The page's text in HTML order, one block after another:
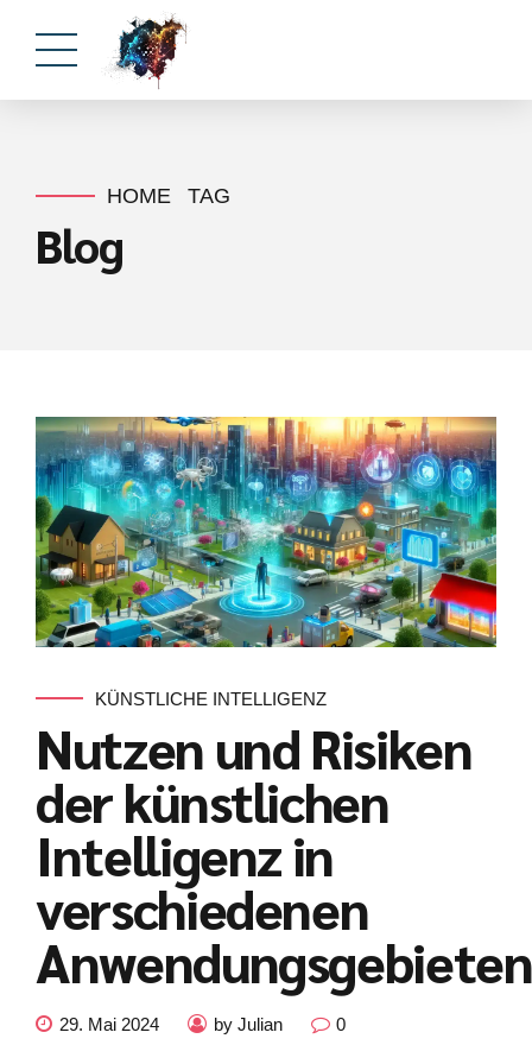
HOME TAG
Blog
KÜNSTLICHE INTELLIGENZ
Nutzen und Risiken
der künstlichen
Intelligenz in
verschiedenen
Anwendungsgebieten
29. Mai 2024 by Julian 0
Kundenbewertungen und Erfahrungen zu
julian-funke.de